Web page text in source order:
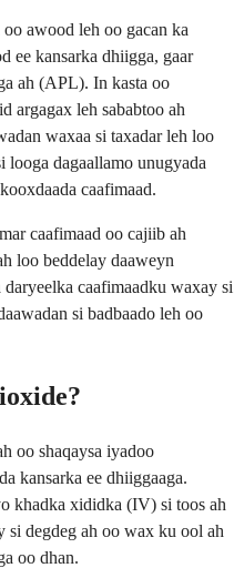
awood leh oo gacan ka
ee kansarka dhiigga, gaar
ah (APL). In kasta oo
argagax leh sababtoo ah
waxaa si taxadar leh loo
looga dagaallamo unugyada
caafimaad.
caafimaad oo cajiib ah
loo beddelay daaweyn
caafimaadku waxay si
si badbaado leh oo
oo shaqaysa iyadoo
kansarka ee dhiiggaaga.
khadka xididka (IV) si toos ah
si degdeg ah oo wax ku ool ah
oo dhan.